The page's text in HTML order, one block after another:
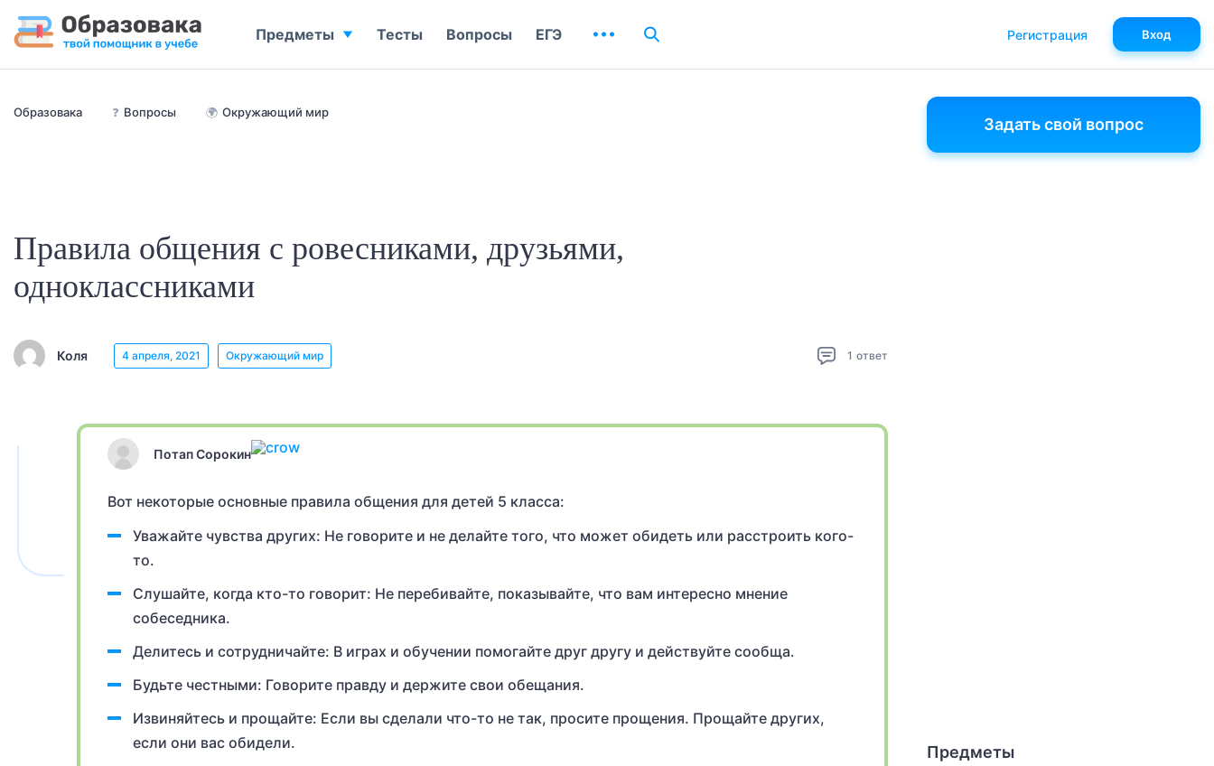
Образовака ❓ Вопросы 🌍 Окружающий мир
Правила общения с ровесниками, друзьями,
одноклассниками
Коля 4 апреля, 2021 Окружающий мир 1 ответ
Потап Сорокин
Вот некоторые основные правила общения для детей 5 класса:
Уважайте чувства других: Не говорите и не делайте того, что может обидеть или расстроить кого-
то.
Слушайте, когда кто-то говорит: Не перебивайте, показывайте, что вам интересно мнение
собеседника.
Делитесь и сотрудничайте: В играх и обучении помогайте друг другу и действуйте сообща.
Будьте честными: Говорите правду и держите свои обещания.
Извиняйтесь и прощайте: Если вы сделали что-то не так, просите прощения. Прощайте других,
если они вас обидели.
Задать свой вопрос
Предметы
Предметы Тесты Вопросы ЕГЭ Регистрация Вход